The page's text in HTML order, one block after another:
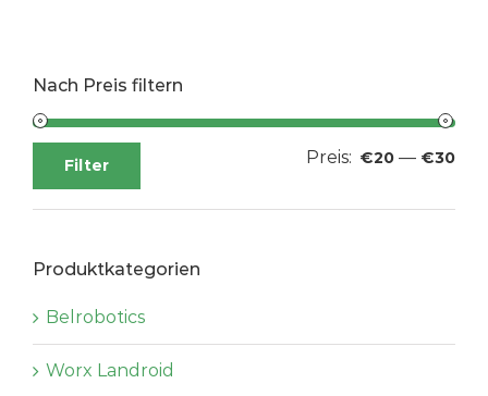
Nach Preis filtern
Min.
Filter Preis: €20 — €30
Produktkategorien
Belrobotics
Worx Landroid